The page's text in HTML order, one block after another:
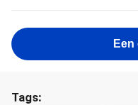
Tags: